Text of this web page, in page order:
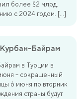
более $2 млрд.
с 2024 годом. […]
Байрам
в Турции в
– сокращенный
6 июня по вторник
страны будут